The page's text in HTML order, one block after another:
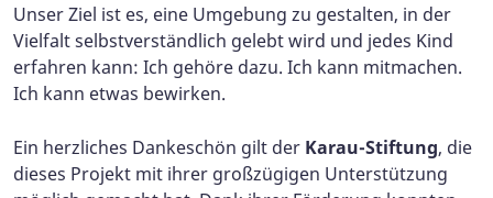
Unser Ziel ist es, eine Umgebung zu gestalten, in der
Vielfalt selbstverständlich gelebt wird und jedes Kind
erfahren kann: Ich gehöre dazu. Ich kann mitmachen.
Ich kann etwas bewirken.
Ein herzliches Dankeschön gilt der Karau-Stiftung, die
dieses Projekt mit ihrer großzügigen Unterstützung